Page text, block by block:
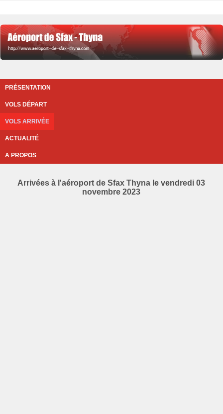
PRÉSENTATION
VOLS DÉPART
VOLS ARRIVÉE
ACTUALITÉ
A PROPOS
Arrivées à l'aéroport de Sfax Thyna le vendredi 03
novembre 2023